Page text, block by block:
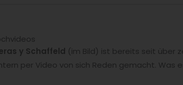
y Schaffeld (im Bild) ist bereits seit über
per Video von sich Reden gemacht.